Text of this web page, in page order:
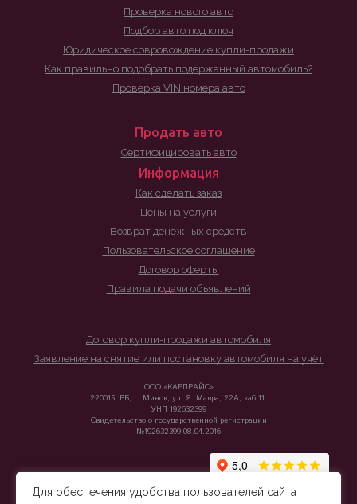
Проверка нового авто
Подбор авто под ключ
Юридическое совровождение купли-продажи
Как правильно подобрать подержанный автомобиль?
Проверка VIN номера авто
Продать авто
Сертифицировать авто
Информация
Как сделать заказ
Цены на услуги
Возврат денежных средств
Пользовательское соглашение
Договор оферты
Правила подачи объявлений
Договор купли-продажи автомобиля
Заявление на снятие или постановку автомобиля на учёт
ООО «КАРПРАЙС»
220015, РБ, г. Минск, ул. Я. Мавра, 22А, каб.11.
УНП 192632399
Свидетельство о государственной регистрации
№192632399 08.04.2016
Для обеспечения удобства пользователей сайта